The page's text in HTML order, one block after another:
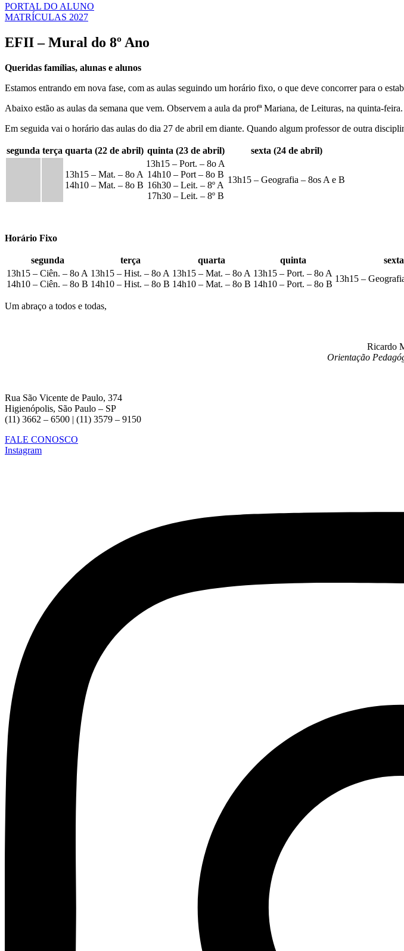
PORTAL DO ALUNO
MATRÍCULAS 2027
EFII – Mural do 8º Ano
Queridas famílias, alunas e alunos
Estamos entrando em nova fase, com as aulas seguindo um horário fixo, o que deve concorrer para o
Abaixo estão as aulas da semana que vem. Observem a aula da profª Mariana, de Leituras, na quinta-feira.
Em seguida vai o horário das aulas do dia 27 de abril em diante. Quando algum professor de outra
segunda terça quarta (22 de abril) quinta (23 de abril) sexta (24 de abril)
13h15 – Mat. – 8o A
14h10 – Mat. – 8o B
13h15 – Port. – 8o A
14h10 – Port – 8o B
16h30 – Leit. – 8º A
17h30 – Leit. – 8º B
13h15 – Geografia – 8os A e B
Horário Fixo
segunda terça quarta quinta
sexta
13h15 – Ciên. – 8o A
14h10 – Ciên. – 8o B
13h15 – Hist. – 8o A
14h10 – Hist. – 8o B
13h15 – Mat. – 8o A
14h10 – Mat. – 8o B
13h15 – Port. – 8o A
14h10 – Port. – 8o B
13h15 –
Um abraço a todos e todas,
Ricardo
Orientação
Rua São Vicente de Paulo, 374
Higienópolis, São Paulo – SP
(11) 3662 – 6500 | (11) 3579 – 9150
FALE CONOSCO
Instagram